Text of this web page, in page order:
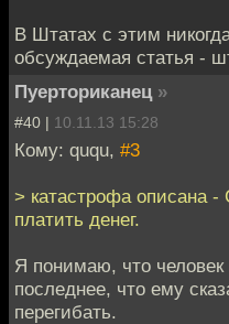
В Штатах с этим
обсуждаемая статья -
Пуерториканец »
#40 | 10.11.13 15:28
Кому: ququ, #3
> катастрофа описана
платить денег.
Я понимаю, что
последнее, что ему
перегибать.